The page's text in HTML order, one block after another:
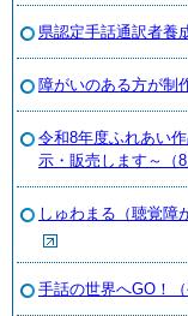
県認定手話通訳者養
障がいのある方が制
令和8年度ふれあい
示・販売します～（8
しゅわまる（聴覚障
手話の世界へGO！